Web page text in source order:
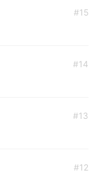
#15
#14
#13
#12